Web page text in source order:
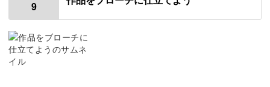
フレンチノットステッチで花を刺繍する
葉っぱを刺繍する
9